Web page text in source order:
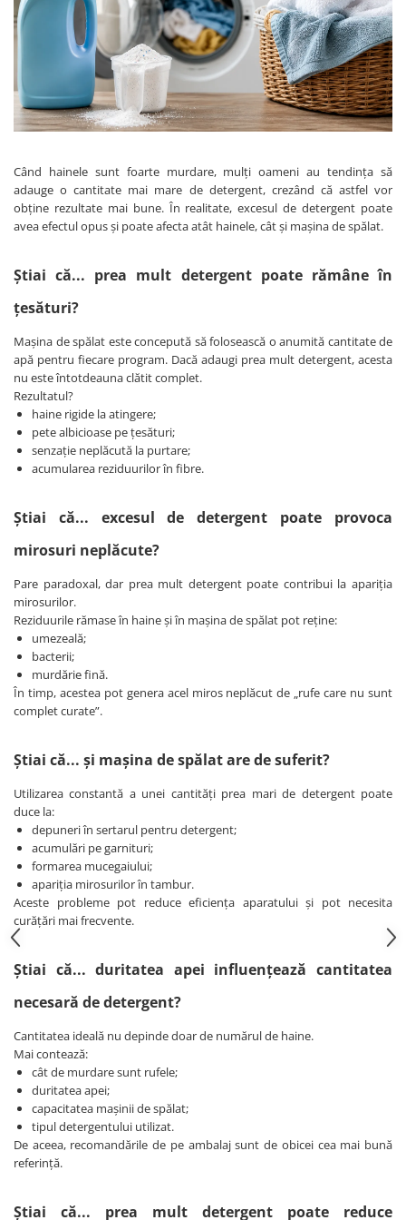
Odorizanți WC
Soluții anticalcar, piatră și rugină
Soluții desfundat țevi
Hârtie igienică
Detergenți diverse suprafețe
Covoare și tapițerii
Mobilier
Inox
Dezinfectanți suprafețe
Detergenți pardoseli
Lemn și parchet
Gresie, piatră și granit
Universal
Detergenți rufe
Detergent rufe capsule
Detergent rufe lichid
Detergent rufe pudră
Înălbitor și îndepărtare pete
întreținere țesături
Odorizanți
Odorizanți cameră
Stick
Roll-on
Igienă orală
Apă de gură
Pastă de dinți
Produse pentru ras
Cremă de ras
Gel de ras
Spumă de ras
Apă micelară
Demachiant
Îngrijire bebeluși
Șervețele umede
Când hainele sunt foarte murdare, mulți oameni au tendința să
adauge o cantitate mai mare de detergent, crezând că astfel vor
obține rezultate mai bune. În realitate, excesul de detergent poate
avea efectul opus și poate afecta atât hainele, cât și mașina de spălat.
Știai că... prea mult detergent poate rămâne în
țesături?
Mașina de spălat este concepută să folosească o anumită cantitate de
apă pentru fiecare program. Dacă adaugi prea mult detergent, acesta
nu este întotdeauna clătit complet.
Rezultatul?
haine rigide la atingere;
pete albicioase pe țesături;
senzație neplăcută la purtare;
acumularea reziduurilor în fibre.
Știai că... excesul de detergent poate provoca
mirosuri neplăcute?
Pare paradoxal, dar prea mult detergent poate contribui la apariția
mirosurilor.
Reziduurile rămase în haine și în mașina de spălat pot reține:
umezeală;
bacterii;
murdărie fină.
În timp, acestea pot genera acel miros neplăcut de „rufe care nu sunt
complet curate”.
Știai că... și mașina de spălat are de suferit?
Utilizarea constantă a unei cantități prea mari de detergent poate
duce la:
depuneri în sertarul pentru detergent;
acumulări pe garnituri;
formarea mucegaiului;
apariția mirosurilor în tambur.
Aceste probleme pot reduce eficiența aparatului și pot necesita
curățări mai frecvente.
Știai că... duritatea apei influențează cantitatea
necesară de detergent?
Cantitatea ideală nu depinde doar de numărul de haine.
Mai contează:
cât de murdare sunt rufele;
duritatea apei;
capacitatea mașinii de spălat;
tipul detergentului utilizat.
De aceea, recomandările de pe ambalaj sunt de obicei cea mai bună
referință.
Știai că... prea mult detergent poate reduce